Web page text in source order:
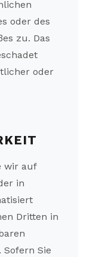
oder des
zu. Das
oder
wir auf
in
Dritten in
Sie